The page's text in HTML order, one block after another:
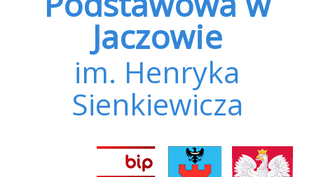
Jaczowie
im. Henryka
Sienkiewicza